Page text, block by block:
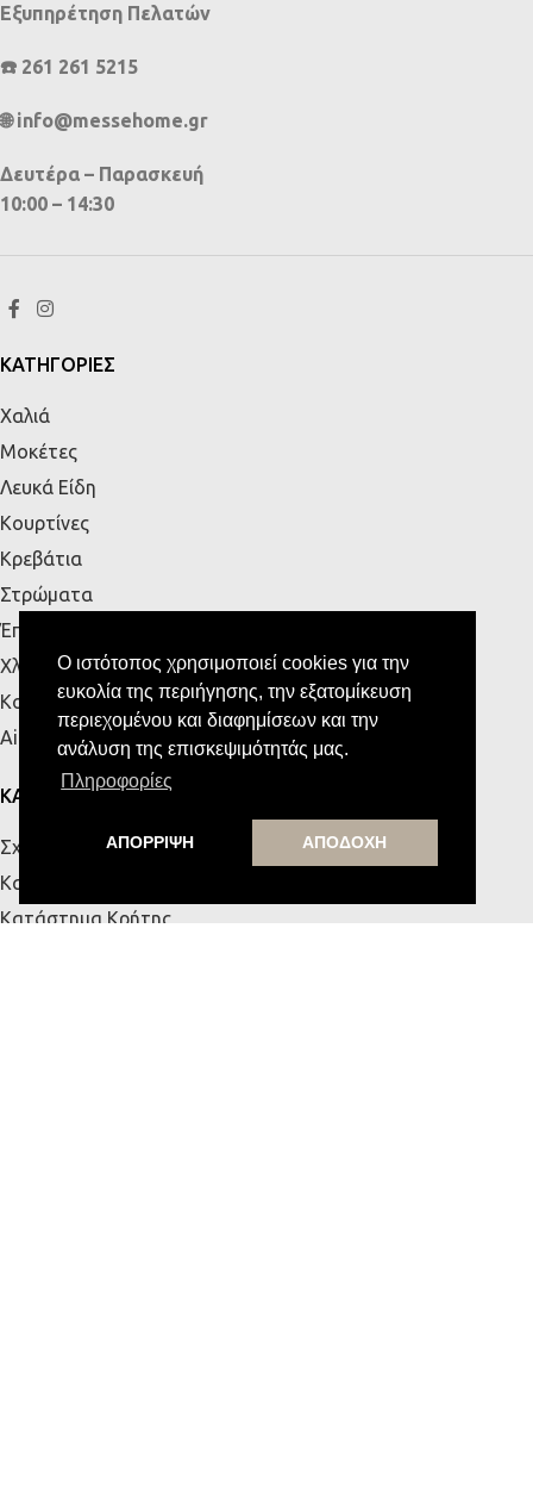
Ο ιστότοπος χρησιμοποιεί cookies για την
ευκολία της περιήγησης, την εξατομίκευση
περιεχομένου και διαφημίσεων και την
ανάλυση της επισκεψιμότητάς μας.
Πληροφορίες
ΑΠΟΡΡΙΨΗ ΑΠΟΔΟΧΗ
Εξυπηρέτηση Πελατών
☎️ 261 261 5215
🌐 info@messehome.gr
Δευτέρα – Παρασκευή
10:00 – 14:30
ΚΑΤΗΓΟΡΙΕΣ
Χαλιά
Μοκέτες
Λευκά Είδη
Κουρτίνες
Κρεβάτια
Στρώματα
Έπιπλα Εξωτερικού Χώρου
Χλοοτάπητες
Κουζίνα
Airbnb
ΚΑΤΑΣΤΗΜΑΤΑ
Σχετικά με εμάς
Κατάστημα Πάτρας
Κατάστημα Κρήτης